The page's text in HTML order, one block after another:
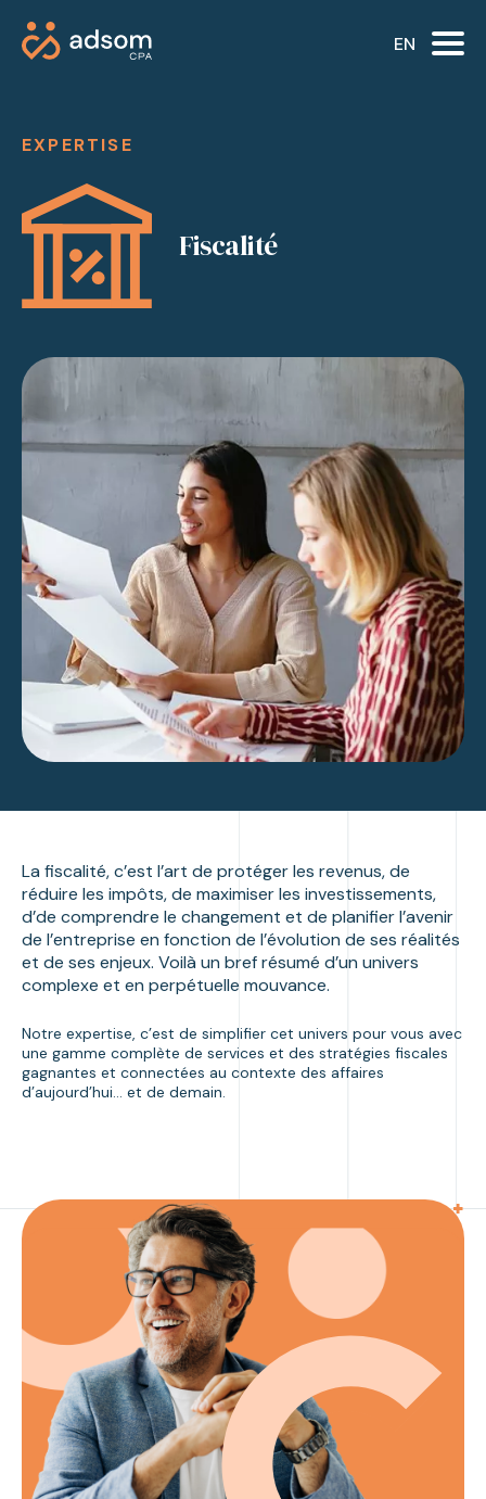
EN
Fiscalité
EXPERTISE
Fiscalité
La fiscalité, c’est l’art de protéger les revenus, de
réduire les impôts, de maximiser les investissements,
d’de comprendre le changement et de planifier l’avenir
de l’entreprise en fonction de l’évolution de ses réalités
et de ses enjeux. Voilà un bref résumé d’un univers
complexe et en perpétuelle mouvance.
Notre expertise, c’est de simplifier cet univers pour vous avec
une gamme complète de services et des stratégies fiscales
gagnantes et connectées au contexte des affaires
d’aujourd’hui… et de demain.